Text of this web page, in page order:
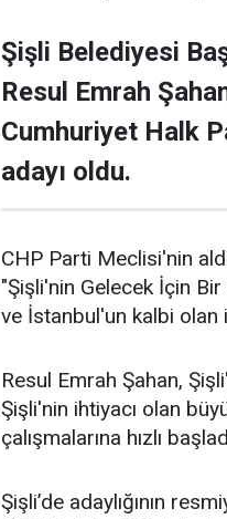
Şişli Belediyesi
Resul Emrah
Cumhuriyet Halk
adayı oldu.
CHP Parti Meclisi'nin
"Şişli'nin Gelecek İçin
ve İstanbul'un kalbi olan
Resul Emrah Şahan,
Şişli'nin ihtiyacı olan
çalışmalarına hızlı
Şişli’de adaylığının